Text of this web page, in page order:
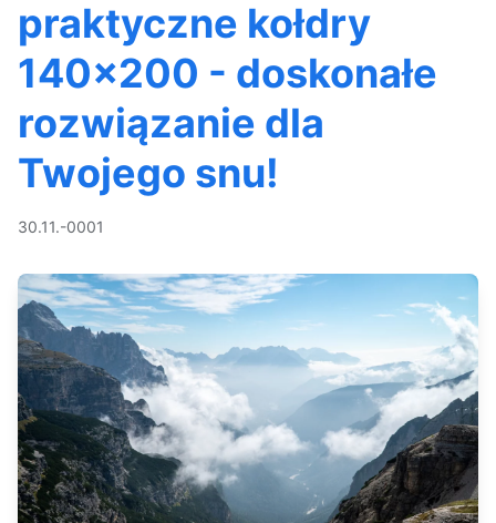
praktyczne kołdry
140x200 - doskonałe
rozwiązanie dla
Twojego snu!
30.11.-0001